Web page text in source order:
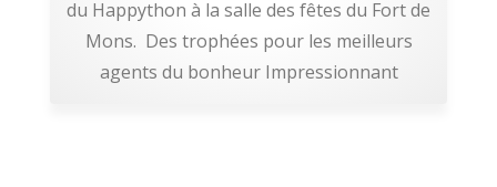
du Happython à la salle des fêtes du Fort de
Mons. Des trophées pour les meilleurs
agents du bonheur Impressionnant